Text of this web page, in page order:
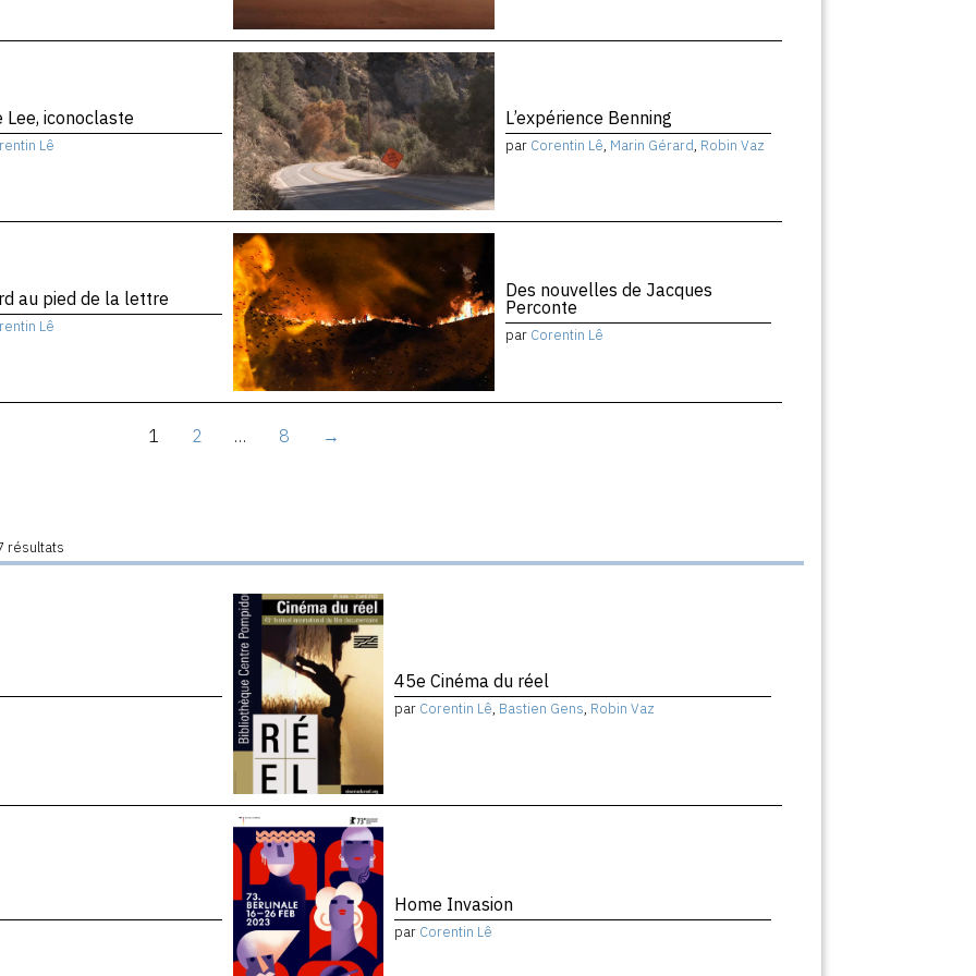
Lee, iconoclaste
Lê
L’expérience Benning
par Corentin Lê, Marin Gérard, Robin Vaz
au pied de la lettre
Lê
Des nouvelles de Jacques
Perconte
par Corentin Lê
1 2 … 8 →
résultats
45e Cinéma du réel
par Corentin Lê, Bastien Gens, Robin Vaz
Home Invasion
par Corentin Lê